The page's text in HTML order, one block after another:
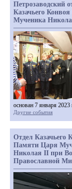
Петрозаводский
Казачьего
Мученика
основан 7 января 2023
Другие события
Отдел Казачьего
Памяти Царя
Николая II при
Православной